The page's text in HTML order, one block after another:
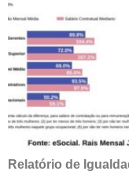
Relatório de